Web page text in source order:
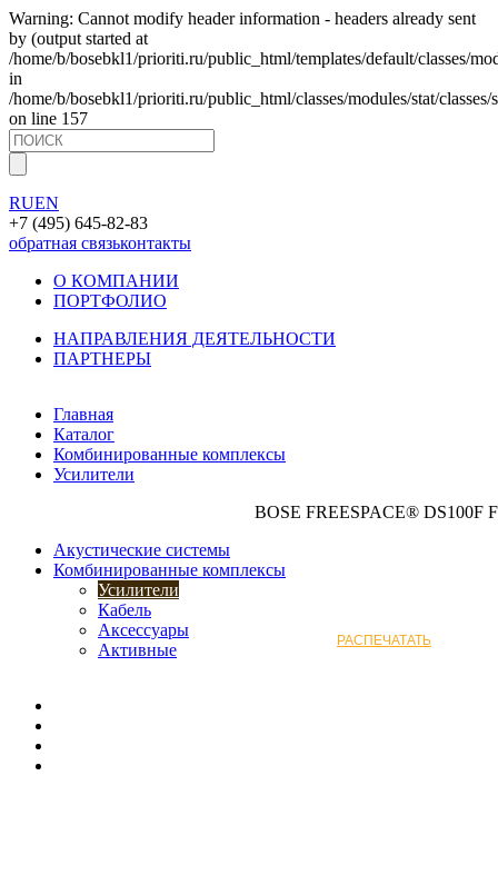
Warning: Cannot modify header information - headers already sent
by (output started at
/home/b/bosebkl1/prioriti.ru/public_html/templates/default/classes/
in
/home/b/bosebkl1/prioriti.ru/public_html/classes/modules/stat/classes/
on line 157
RUEN
+7 (495) 645-82-83
обратная связьконтакты
О КОМПАНИИ
ПОРТФОЛИО
НАПРАВЛЕНИЯ ДЕЯТЕЛЬНОСТИ
ПАРТНЕРЫ
Главная
Каталог
Комбинированные комплексы
Усилители
BOSE FREESPACE®
Акустические системы
Комбинированные комплексы
Усилители
Кабель
Аксессуары
Активные
РАСПЕЧАТАТЬ